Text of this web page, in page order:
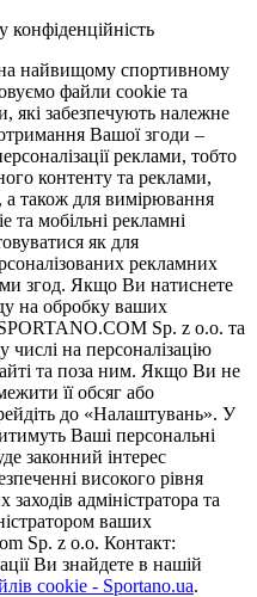
найвищому спортивному
файли cookie та
які забезпечують належне
Вашої згоди –
реклами, тобто
контенту та реклами,
а також для вимірювання
та мобільні рекламні
як для
рекламних
згод. Якщо Ви натиснете
на обробку ваших
Sp. z o.o. та
числі на персоналізацію
та поза ним. Якщо Ви не
її обсяг або
до «Налаштувань». У
Ваші персональні
законний інтерес
високого рівня
адміністратора та
ваших
Sp. z o.o. Контакт:
Ви знайдете в нашій
cookie - Sportano.ua.